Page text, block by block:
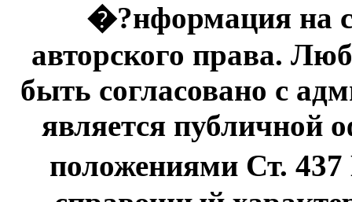
�?нформация на
авторского права.
быть согласовано с
является публичной
положениями Ст.